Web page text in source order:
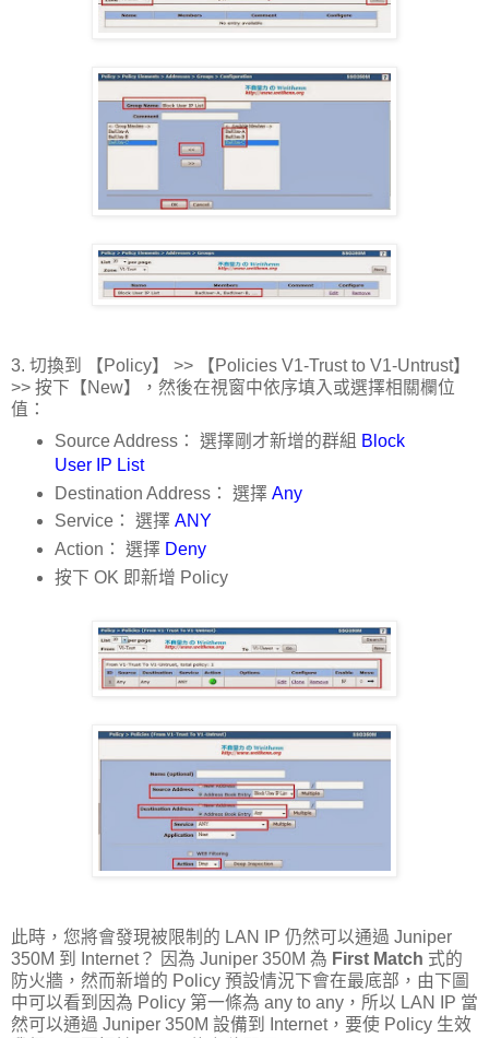
3. 切換到 【Policy】 >> 【Policies V1-Trust to V1-Untrust】
>> 按下【New】，然後在視窗中依序填入或選擇相關欄位
值：
Source Address： 選擇剛才新增的群組 Block
User IP List
Destination Address： 選擇 Any
Service： 選擇 ANY
Action： 選擇 Deny
按下 OK 即新增 Policy
此時，您將會發現被限制的 LAN IP 仍然可以通過 Juniper
350M 到 Internet？ 因為 Juniper 350M 為 First Match 式的
防火牆，然而新增的 Policy 預設情況下會在最底部，由下圖
中可以看到因為 Policy 第一條為 any to any，所以 LAN IP 當
然可以通過 Juniper 350M 設備到 Internet，要使 Policy 生效